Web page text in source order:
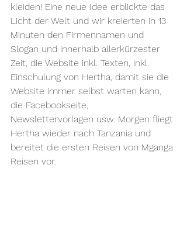
kleiden! Eine neue Idee erblickte das
Licht der Welt und wir kreierten in 13
Minuten den Firmennamen und
Slogan und innerhalb allerkürzester
Zeit, die Website inkl. Texten, inkl.
Einschulung von Hertha, damit sie die
Website immer selbst warten kann,
die Facebookseite,
Newslettervorlagen usw. Morgen fliegt
Hertha wieder nach Tanzania und
bereitet die ersten Reisen von Mganga
Reisen vor.